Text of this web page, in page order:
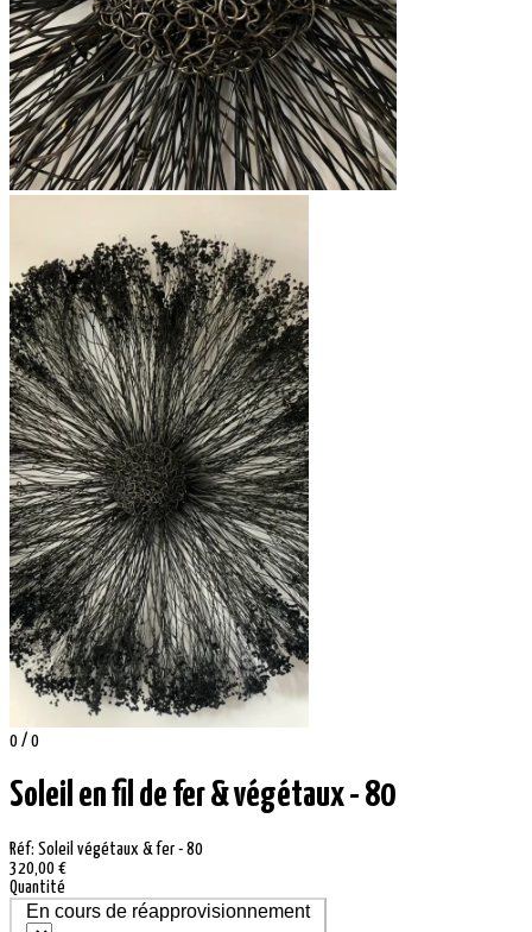
0 / 0
Soleil en fil de fer & végétaux - 80
Réf: Soleil végétaux & fer - 80
320,00 €
Quantité
En cours de réapprovisionnement